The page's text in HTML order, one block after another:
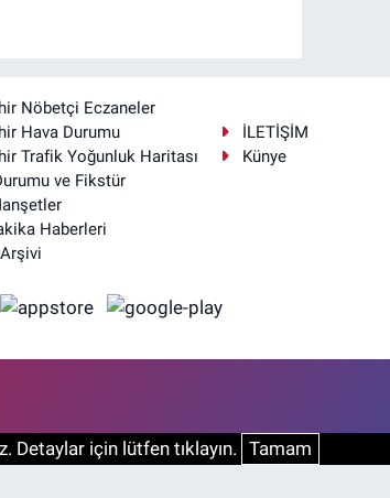
Nöbetçi Eczaneler
Hava Durumu
Trafik Yoğunluk Haritası
ve Fikstür
Haberleri
İLETİŞİM
Künye
Detaylar için lütfen tıklayın. Tamam